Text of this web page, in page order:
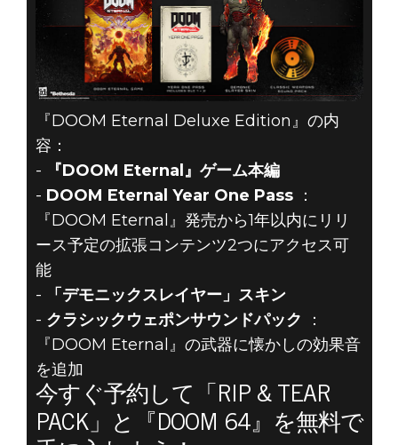
『DOOM Eternal Deluxe Edition』の内
容：
-
『DOOM Eternal』ゲーム本編
- DOOM Eternal Year One Pass：
『DOOM Eternal』発売から1年以内にリリ
ース予定の拡張コンテンツ2つにアクセス可
能
-
「デモニックスレイヤー」スキン
- クラシックウェポンサウンドパック ：
『DOOM Eternal』の武器に懐かしの効果音
を追加
今すぐ予約して「RIP & TEAR
PACK」と『DOOM 64』を無料で